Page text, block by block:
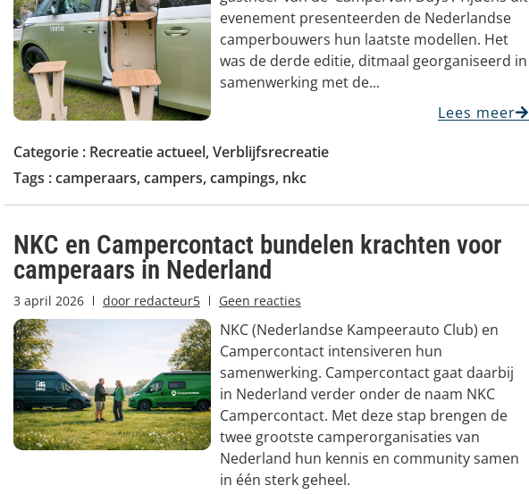
evenement presenteerden de Nederlandse
camperbouwers hun laatste modellen. Het
was de derde editie, ditmaal georganiseerd in
samenwerking met de...
Lees meer
Categorie : Recreatie actueel,Verblijfsrecreatie
Tags :camperaars,campers,campings, nkc
NKC en Campercontact bundelen krachten voor
camperaars in Nederland
3 april 2026 door redacteur5 Geen reacties
NKC (Nederlandse Kampeerauto Club) en
Campercontact intensiveren hun
samenwerking. Campercontact gaat daarbij
in Nederland verder onder de naam NKC
Campercontact. Met deze stap brengen de
twee grootste camperorganisaties van
Nederland hun kennis en community samen
in één sterk geheel.